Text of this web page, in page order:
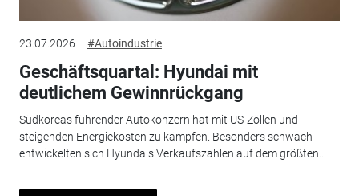
23.07.2026 #Autoindustrie
Geschäftsquartal: Hyundai mit
deutlichem Gewinnrückgang
Südkoreas führender Autokonzern hat mit US-Zöllen und
steigenden Energiekosten zu kämpfen. Besonders schwach
entwickelten sich Hyundais Verkaufszahlen auf dem größten...